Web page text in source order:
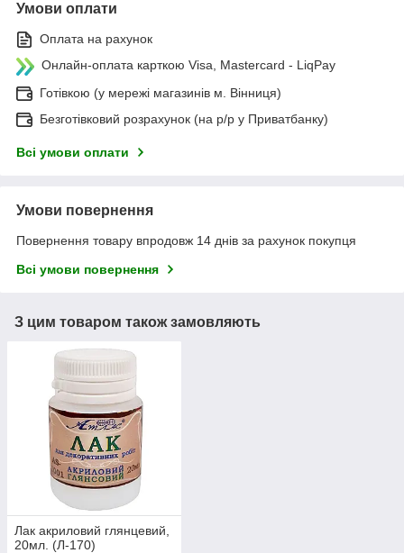
Умови оплати
Оплата на рахунок
Онлайн-оплата карткою Visa, Mastercard - LiqPay
Готівкою (у мережі магазинів м. Вінниця)
Безготівковий розрахунок (на р/р у Приватбанку)
Всі умови оплати
Умови повернення
Повернення товару впродовж 14 днів за рахунок покупця
Всі умови повернення
З цим товаром також замовляють
Лак акриловий глянцевий,
20мл. (Л-170)